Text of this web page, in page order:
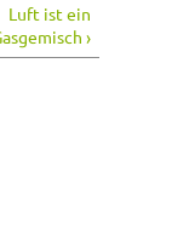
Luft ist ein
›